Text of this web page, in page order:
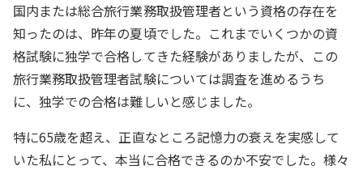
国内または総合旅行業務取扱管理者という資格の存在を
知ったのは、昨年の夏頃でした。これまでいくつかの資
格試験に独学で合格してきた経験がありましたが、この
旅行業務取扱管理者試験については調査を進めるうち
に、独学での合格は難しいと感じました。
特に65歳を超え、正直なところ記憶力の衰えを実感して
いた私にとって、本当に合格できるのか不安でした。様々